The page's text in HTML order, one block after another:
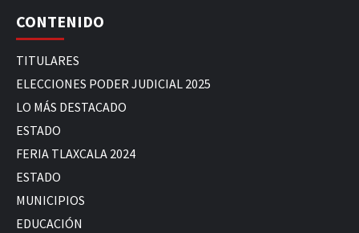
CONTENIDO
TITULARES
ELECCIONES PODER JUDICIAL 2025
LO MÁS DESTACADO
ESTADO
FERIA TLAXCALA 2024
ESTADO
MUNICIPIOS
EDUCACIÓN